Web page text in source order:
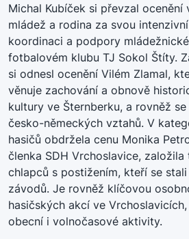
Michal Kubíček si převzal
mládež a rodina za svou
koordinaci a podpory
fotbalovém klubu TJ Sokol Štíty.
si odnesl ocenění Vilém Zlamal,
věnuje zachování a obnově
kultury ve Šternberku, a rovněž
česko-německých vztahů. V
hasičů obdržela cenu Monika
členka SDH Vrchoslavice,
chlapců s postižením, kteří se
závodů. Je rovněž klíčovou
hasičských akcí ve
obecní i volnočasové aktivity.